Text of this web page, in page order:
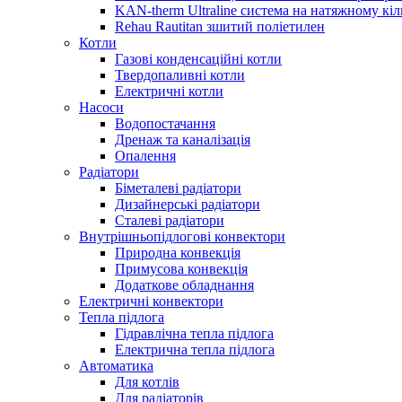
KAN-therm Ultraline система на натяжному
Rehau Rautitan зшитий поліетилен
Котли
Газові конденсаційні котли
Твердопаливні котли
Електричні котли
Насоси
Водопостачання
Дренаж та каналізація
Опалення
Радіатори
Біметалеві радіатори
Дизайнерські радіатори
Сталеві радіатори
Внутрішньопідлогові конвектори
Природна конвекція
Примусова конвекція
Додаткове обладнання
Електричні конвектори
Тепла підлога
Гідравлічна тепла підлога
Електрична тепла підлога
Автоматика
Для котлів
Для радіаторів